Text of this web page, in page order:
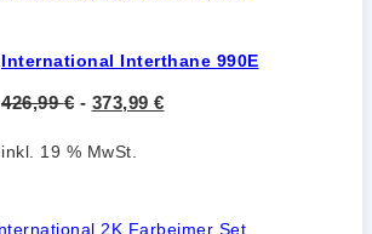
International Interthane 990E
426,99€ - 373,99 €
inkl. 19 % MwSt.